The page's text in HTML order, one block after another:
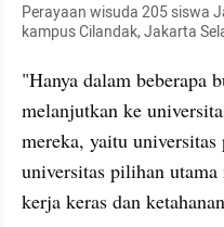
Perayaan wisuda 205 siswa
kampus Cilandak, Jakarta
"Hanya dalam beberapa
melanjutkan ke
mereka, yaitu
universitas pilihan
kerja keras dan